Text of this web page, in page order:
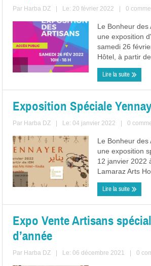
Par Harba DZ Le: 20 février 2022 0
Le Bonheur des
une exposition
samedi 26
Hôtel, à partir de
Lire la suite
Exposition Spéciale
Par Harba DZ Le: 04 janvier 2022 0
Le Bonheur des
une exposition
12 janvier 2022
Lamaraz Arts
Lire la suite
Expo Vente Artisans
d’année
Par Harba DZ Le: 06 décembre 2021 0